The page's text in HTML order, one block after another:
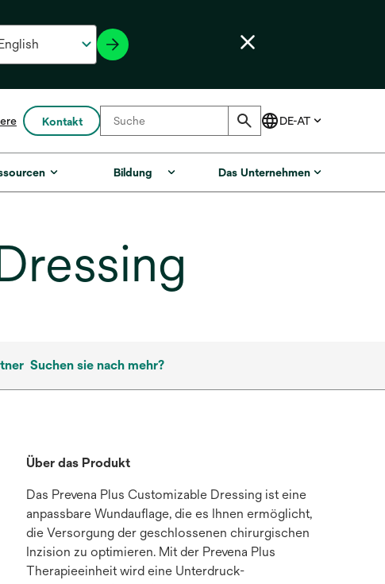
Kontakt
Bildung Das Unternehmen
Suchen sie nach mehr?
Über das Produkt
Das Prevena Plus Customizable Dressing ist eine
anpassbare Wundauflage, die es Ihnen ermöglicht,
die Versorgung der geschlossenen chirurgischen
Inzision zu optimieren. Mit der Prevena Plus
Therapieeinheit wird eine Unterdruck-